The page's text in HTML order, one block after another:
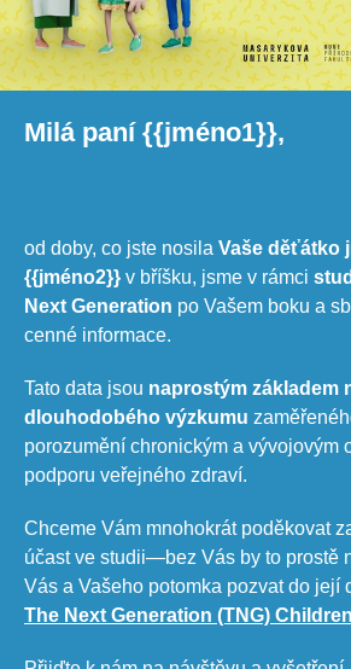
Milá paní {{jméno1}},
od doby, co jste nosila Vaše děťátko
{{jméno2}} v bříšku, jsme v rámci
Next Generation po Vašem boku a
cenné informace.
Tato data jsou naprostým základem
dlouhodobého výzkumu
porozumění chronickým a vývojovým
podporu veřejného zdraví.
Chceme Vám mnohokrát poděkovat
účast ve studii—bez Vás by to prostě
Vás a Vašeho potomka pozvat do její
The Next Generation (TNG) Children​